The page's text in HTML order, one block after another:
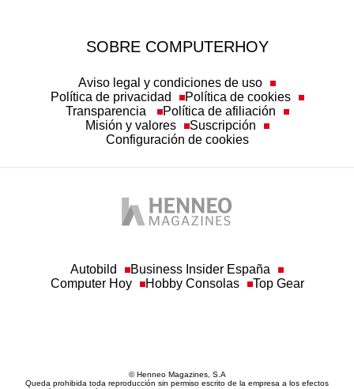
SOBRE COMPUTERHOY
Aviso legal y condiciones de uso
Política de privacidad
Política de cookies
Transparencia
Política de afiliación
Misión y valores
Suscripción
Configuración de cookies
Autobild
Business Insider España
Computer Hoy
Hobby Consolas Top Gear
© Henneo Magazines, S.A
Queda prohibida toda reproducción sin permiso escrito de la empresa a los efectos